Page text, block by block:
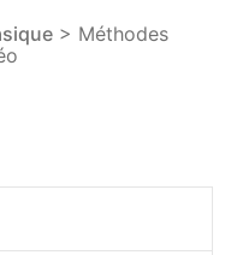
> Méthodes